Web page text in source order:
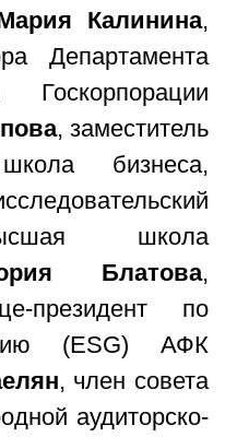
Калинина,
Департамента
Госкорпорации
, заместитель
бизнеса,
школа
Блатова,
президент по
(ESG) АФК
, член совета
аудиторско-